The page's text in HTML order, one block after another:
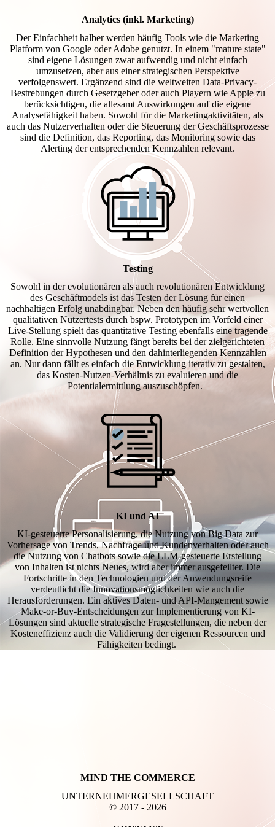
Analytics (inkl. Marketing)
Der Einfachheit halber werden häufig Tools wie die Marketing
Platform von Google oder Adobe genutzt. In einem "mature state"
sind eigene Lösungen zwar aufwendig und nicht einfach
umzusetzen, aber aus einer strategischen Perspektive
verfolgenswert. Ergänzend sind die weltweiten Data-Privacy-
Bestrebungen durch Gesetzgeber oder auch Playern wie Apple zu
berücksichtigen, die allesamt Auswirkungen auf die eigene
Analysefähigkeit haben. Sowohl für die Marketingaktivitäten, als
auch das Nutzerverhalten oder die Steuerung der Geschäftsprozesse
sind die Definition, das Reporting, das Monitoring sowie das
Alerting der entsprechenden Kennzahlen relevant.
Testing
Sowohl in der evolutionären als auch revolutionären Entwicklung
des Geschäftmodels ist das Testen der Lösung für einen
nachhaltigen Erfolg unabdingbar. Neben den häufig sehr wertvollen
qualitativen Nutzertests durch bspw. Prototypen im Vorfeld einer
Live-Stellung spielt das quantitative Testing ebenfalls eine tragende
Rolle. Eine sinnvolle Nutzung fängt bereits bei der zielgerichteten
Definition der Hypothesen und den dahinterliegenden Kennzahlen
an. Nur dann fällt es einfach die Entwicklung iterativ zu gestalten,
das Kosten-Nutzen-Verhältnis zu evaluieren und die
Potentialermittlung auszuschöpfen.
KI und AI
KI-gesteuerte Personalisierung, die Nutzung von Big Data zur
Vorhersage von Trends, Nachfrage und Kundenverhalten oder auch
die Nutzung von Chatbots sowie die LLM-gesteuerte Erstellung
von Inhalten ist nichts Neues, wird aber immer ausgefeilter. Die
Fortschritte in den Technologien und der Anwendungsreife
verdeutlicht die Innovationsmöglichkeiten wie auch die
Herausforderungen. Ein aktives Daten- und API-Mangement sowie
Make-or-Buy-Entscheidungen zur Implementierung von KI-
Lösungen sind aktuelle strategische Fragestellungen, die neben der
Kosteneffizienz auch die Validierung der eigenen Ressourcen und
Fähigkeiten bedingt.
MIND THE COMMERCE
UNTERNEHMERGESELLSCHAFT
© 2017 - 2026